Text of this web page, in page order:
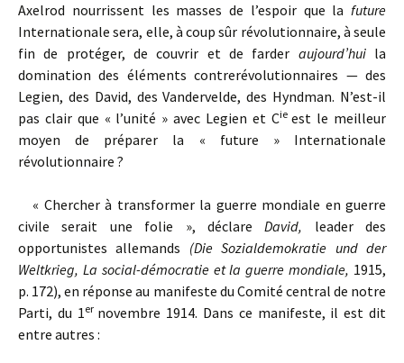
Axelrod nourrissent les masses de l’espoir que la future
Internationale sera, elle, à coup sûr révolutionnaire, à seule
fin de protéger, de couvrir et de farder aujourd’hui la
domination des éléments contrerévolutionnaires — des
Legien, des David, des Vandervelde, des Hyndman. N’est-il
pas clair que « l’unité » avec Legien et Cie est le meilleur
moyen de préparer la « future » Internationale
révolutionnaire ?
« Chercher à transformer la guerre mondiale en guerre
civile serait une folie », déclareDavid, leader des
opportunistes allemands (Die Sozialdemokratie und der
Weltkrieg, La social-démocratie et la guerre mondiale, 1915,
p. 172), en réponse au manifeste du Comité central de notre
Parti, du 1er novembre 1914. Dans ce manifeste, il est dit
entre autres :